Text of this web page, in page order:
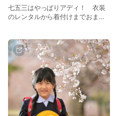
七五三はやっぱりアディ！ 衣装
のレンタルから着付けまでおまか